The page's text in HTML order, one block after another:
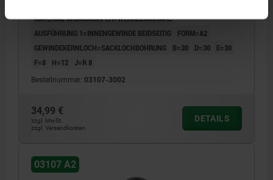
MATERIAL GRUNDKÖRPER=WERKZEUGSTAHL
AUSFÜHRUNG 1=INNENGEWINDE BEIDSEITIG
FORM=A2
GEWINDEKERNLOCH=SACKLOCHBOHRUNG
B=30 D=30
E=30
F=8
H=12 J=R 8
Bestellnummer: 03107-3002
34,99 €
zzgl. MwSt.
zzgl. Versandkosten
DETAILS
03107 A2